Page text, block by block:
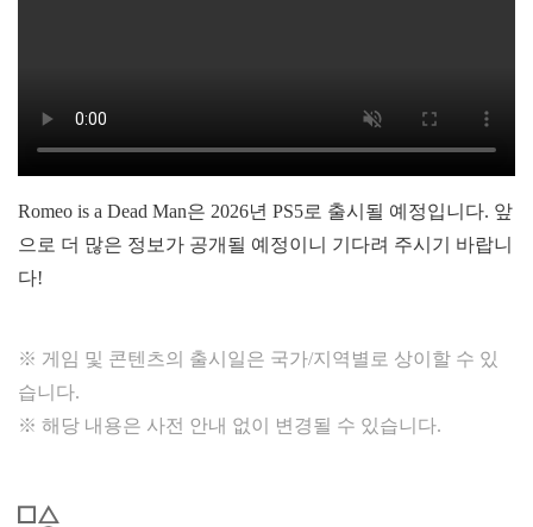
Romeo is a Dead Man은 2026년 PS5로 출시될 예정입니다. 앞
으로 더 많은 정보가 공개될 예정이니 기다려 주시기 바랍니
다!
※ 게임 및 콘텐츠의 출시일은 국가/지역별로 상이할 수 있
습니다.
※ 해당 내용은 사전 안내 없이 변경될 수 있습니다.